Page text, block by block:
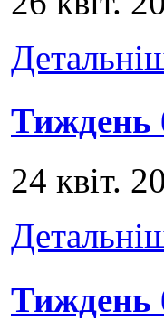
Тиждень
24 квіт.
Тиждень